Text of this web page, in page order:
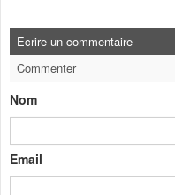
Ecrire un commentaire
Commenter
Nom
Email